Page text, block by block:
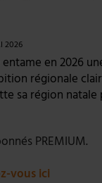
2026
entame en
régionale
sa région
PREMIUM.
vous ici